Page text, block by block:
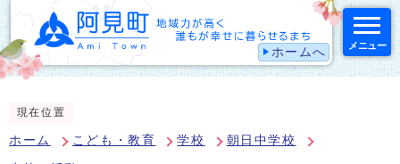
ホームへ メニュー
現在位置
ホーム こども・教育 学校 朝日中学校